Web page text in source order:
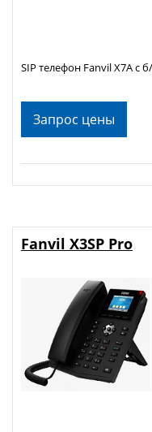
Запрос цены
SIP телефон Fanvil X7A с
Fanvil X3SP Pro